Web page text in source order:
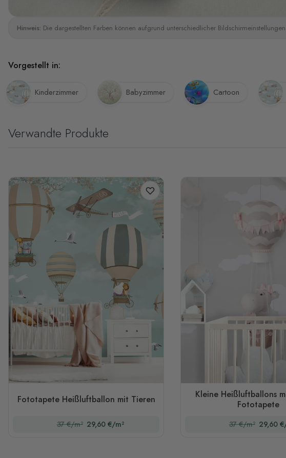
Hinweis: Die dargestellten Farben können aufgrund unterschiedlicher
Vorgestellt in:
Kinderzimmer Babyzimmer Cartoon
Verwandte Produkte
Fototapete Heißluftballon mit Tieren
37 €/m² 29,60 €/m²
Kleine Heißluftballons
Fototapete
37 €/m² 29,60